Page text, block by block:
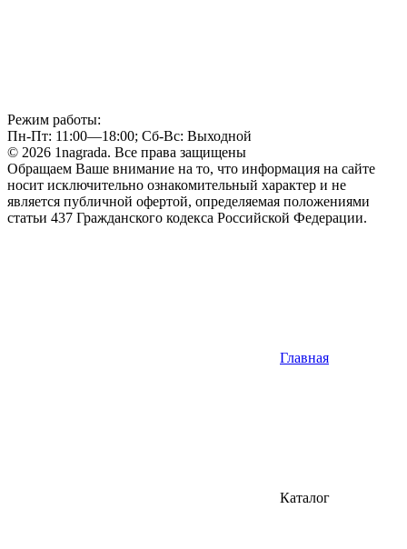
Режим работы:
Пн-Пт: 11:00—18:00; Сб-Вс: Выходной
© 2026 1nagrada. Все права защищены
Обращаем Ваше внимание на то, что информация на сайте
носит исключительно ознакомительный характер и не
является публичной офертой, определяемая положениями
статьи 437 Гражданского кодекса Российской Федерации.
Главная
Каталог